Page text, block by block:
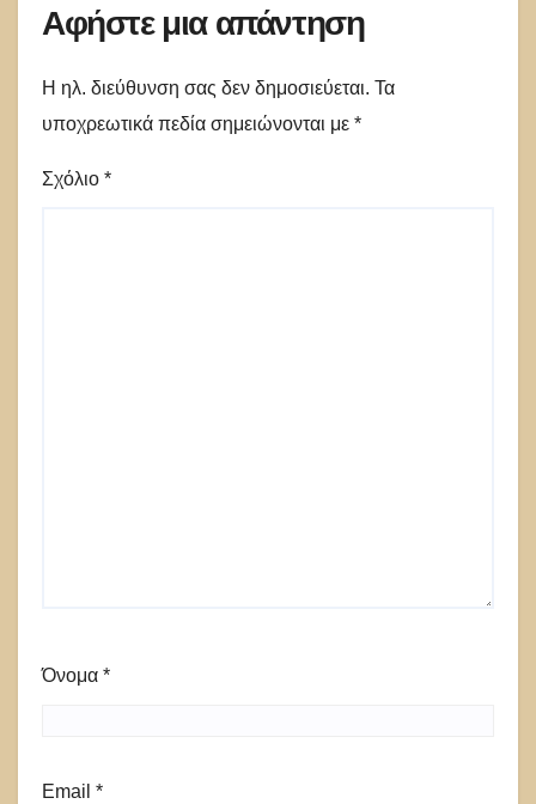
Αφήστε μια απάντηση
Η ηλ. διεύθυνση σας δεν δημοσιεύεται. Τα
υποχρεωτικά πεδία σημειώνονται με *
Σχόλιο *
Όνομα *
Email *